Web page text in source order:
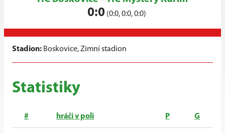
0:0 (0:0, 0:0, 0:0)
Stadion: Boskovice, Zimní stadion
Statistiky
# hráči v poli P G